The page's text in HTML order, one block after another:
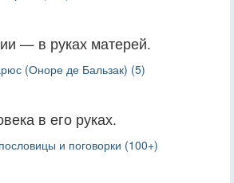
— в руках матерей.
(Оноре де Бальзак) (5)
в его руках.
и поговорки (100+)